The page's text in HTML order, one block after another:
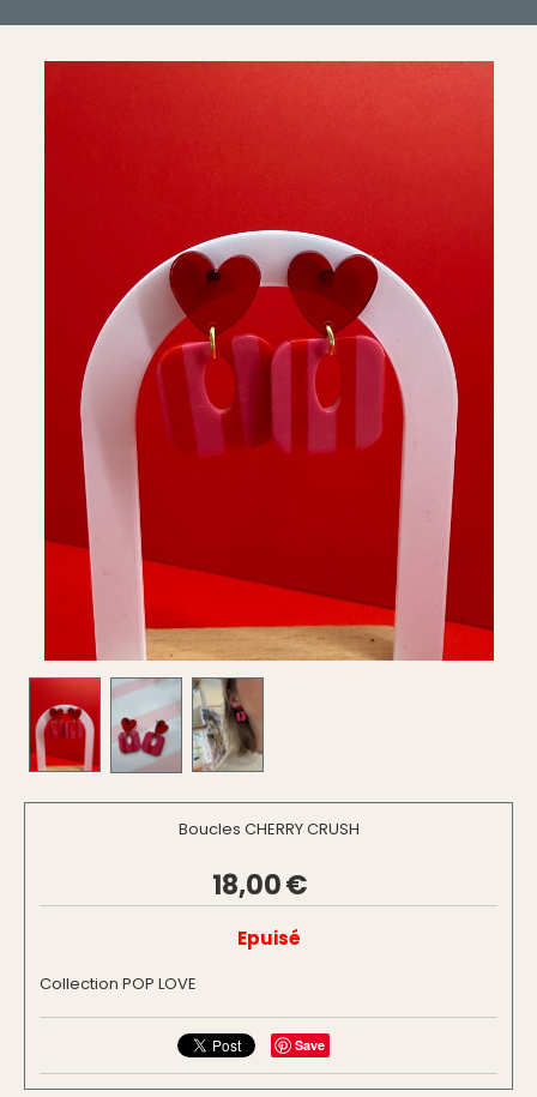
Boucles CHERRY CRUSH
18,00€
Epuisé
Collection POP LOVE
Save